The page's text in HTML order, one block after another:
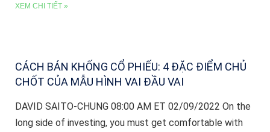
XEM CHI TIẾT »
CÁCH BÁN KHỐNG CỔ PHIẾU: 4 ĐẶC ĐIỂM CHỦ
CHỐT CỦA MẪU HÌNH VAI ĐẦU VAI
DAVID SAITO-CHUNG 08:00 AM ET 02/09/2022 On the
long side of investing, you must get comfortable with